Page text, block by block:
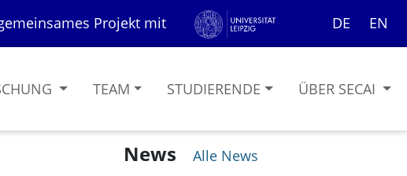
Projekt mit DE EN
TEAM STUDIERENDE ÜBER SECAI
News Alle News